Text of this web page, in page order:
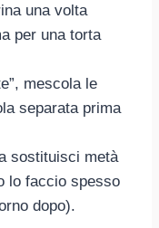
una volta
per una torta
mescola le
separata prima
sostituisci metà
lo faccio spesso
dopo).